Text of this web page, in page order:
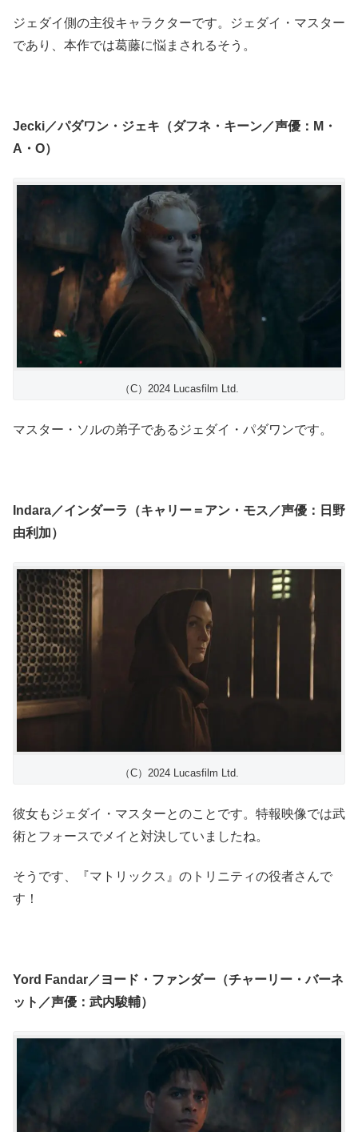
ジェダイ側の主役キャラクターです。ジェダイ・マスター
であり、本作では葛藤に悩まされるそう。
Jecki／パダワン・ジェキ（ダフネ・キーン／声優：M・
A・O）
（C）2024 Lucasfilm Ltd.
マスター・ソルの弟子であるジェダイ・パダワンです。
Indara／インダーラ（キャリー＝アン・モス／声優：日野
由利加）
（C）2024 Lucasfilm Ltd.
彼女もジェダイ・マスターとのことです。特報映像では武
術とフォースでメイと対決していましたね。
そうです、『マトリックス』のトリニティの役者さんで
す！
Yord Fandar／ヨード・ファンダー（チャーリー・バーネ
ット／声優：武内駿輔）